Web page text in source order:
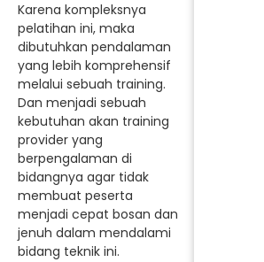
Karena kompleksnya
pelatihan ini, maka
dibutuhkan pendalaman
yang lebih komprehensif
melalui sebuah training.
Dan menjadi sebuah
kebutuhan akan training
provider yang
berpengalaman di
bidangnya agar tidak
membuat peserta
menjadi cepat bosan dan
jenuh dalam mendalami
bidang teknik ini.